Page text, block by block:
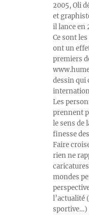
2005, Oli
et
il lance en
Ce sont
ont un
premiers
dessin qui
Les
prennent
le sens de
finesse
Faire
rien ne
mondes
l’actualité
sportive…)